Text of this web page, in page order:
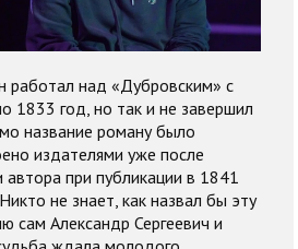
работал над «Дубровским» с
1833 год, но так и не завершил
название роману было
издателями уже после
автора при публикации в 1841
не знает, как назвал бы эту
сам Александр Сергеевич и